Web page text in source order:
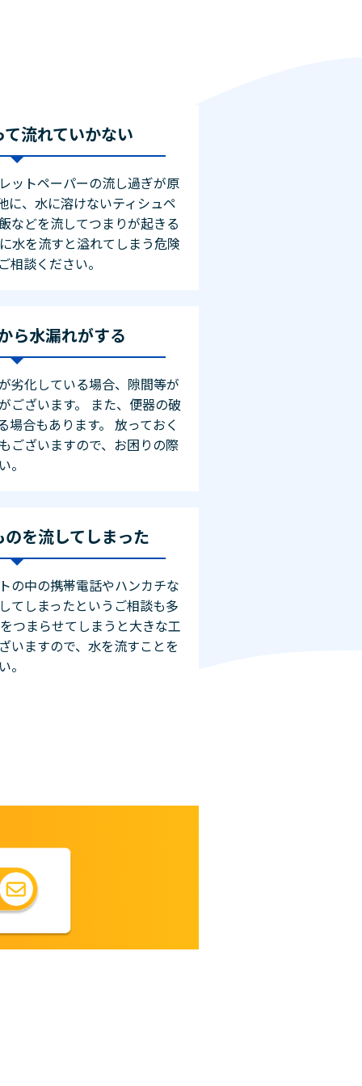
流れていかない
ットペーパーの流し過ぎが原
に、水に溶けないティシュペ
などを流してつまりが起きる
水を流すと溢れてしまう危険
相談ください。
ら水漏れがする
劣化している場合、隙間等が
ございます。 また、便器の破
場合もあります。 放っておく
ございますので、お困りの際
。
を流してしまった
の中の携帯電話やハンカチな
てしまったというご相談も多
つまらせてしまうと大きな工
いますので、水を流すことを
。